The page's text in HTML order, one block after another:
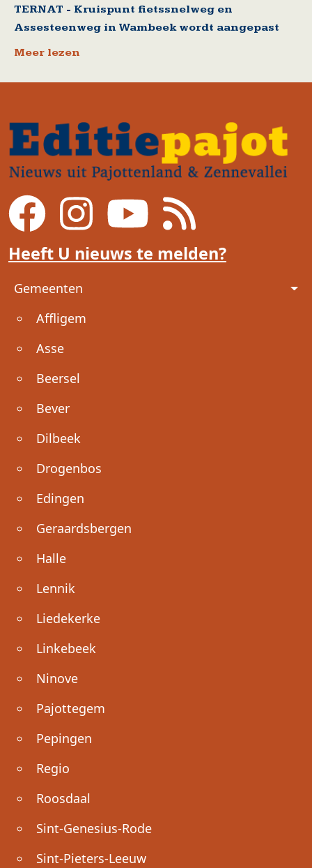
TERNAT - Kruispunt fietssnelweg en
Assesteenweg in Wambeek wordt aangepast
Meer lezen
Heeft U nieuws te melden?
Voet
Gemeenten
Affligem
Asse
Beersel
Bever
Dilbeek
Drogenbos
Edingen
Geraardsbergen
Halle
Lennik
Liedekerke
Linkebeek
Ninove
Pajottegem
Pepingen
Regio
Roosdaal
Sint-Genesius-Rode
Sint-Pieters-Leeuw